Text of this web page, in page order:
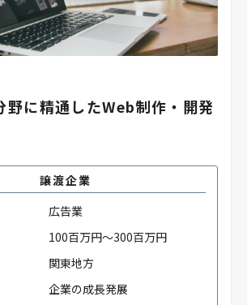
野に精通したWeb制作・開発
譲渡企業
広告業
100百万円～300百万円
関東地方
企業の成長発展